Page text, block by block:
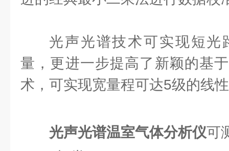
光声光谱技术可实现短光
量，更进一步提高了新颖的基
术，可实现宽量程可达5级的线
光声光谱温室气体分析仪可